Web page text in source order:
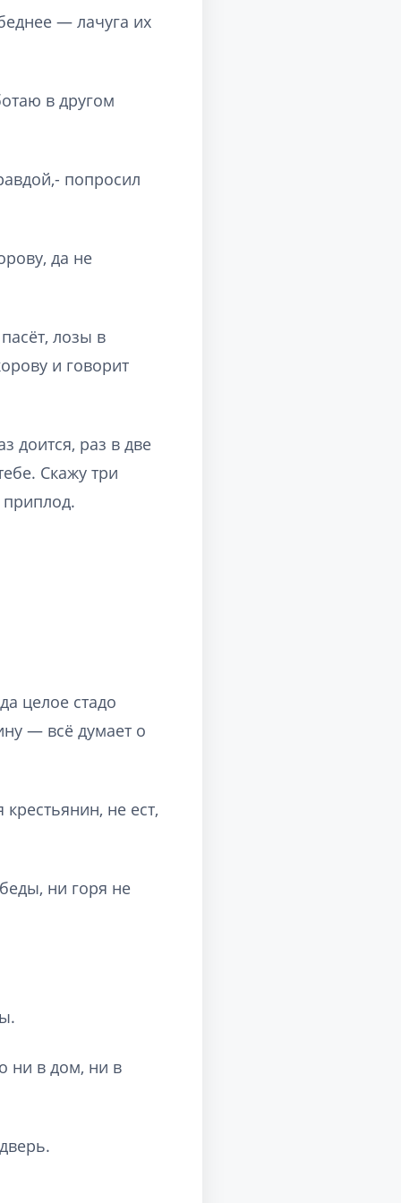
— лачуга их
в другом
попросил
да не
лозы в
и говорит
доится, раз в две
Скажу три
целое стадо
— всё думает о
не ест,
ни горя не
ни в дом, ни в